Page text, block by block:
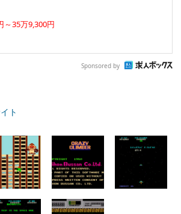
～35万9,300円
Sponsored by
ト